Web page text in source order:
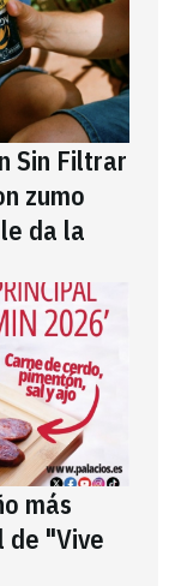
Sin Filtrar
zumo
da la
más
de "Vive